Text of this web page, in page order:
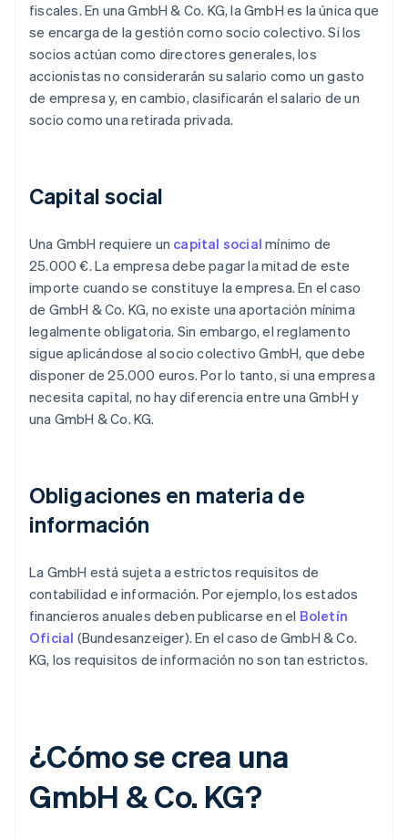
fiscales. En una GmbH & Co. KG, la GmbH es la única que
se encarga de la gestión como socio colectivo. Si los
socios actúan como directores generales, los
accionistas no considerarán su salario como un gasto
de empresa y, en cambio, clasificarán el salario de un
socio como una retirada privada.
Capital social
Una GmbH requiere un capital social mínimo de
25.000 €. La empresa debe pagar la mitad de este
importe cuando se constituye la empresa. En el caso
de GmbH & Co. KG, no existe una aportación mínima
legalmente obligatoria. Sin embargo, el reglamento
sigue aplicándose al socio colectivo GmbH, que debe
disponer de 25.000 euros. Por lo tanto, si una empresa
necesita capital, no hay diferencia entre una GmbH y
una GmbH & Co. KG.
Obligaciones en materia de
información
La GmbH está sujeta a estrictos requisitos de
contabilidad e información. Por ejemplo, los estados
financieros anuales deben publicarse en el Boletín
Oficial (Bundesanzeiger). En el caso de GmbH & Co.
KG, los requisitos de información no son tan estrictos.
¿Cómo se crea una
GmbH & Co. KG?